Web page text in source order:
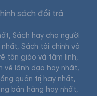
sách đổi trả
, Sách hay cho người
nhất, Sách tài chính và
tôn giáo và tâm linh,
về lãnh đạo hay nhất,
quản trị hay nhất,
bán hàng hay nhất,